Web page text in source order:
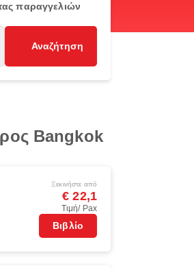
παραγγελιών
Αναζήτηση
Bangkok
Ξεκινήστε από
€ 22,1
Τιμή/ Pax
Βιβλίο